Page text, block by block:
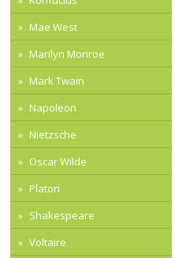
Mae West
Marilyn Monroe
Mark Twain
Napoleon
Nietzsche
Oscar Wilde
Platon
Shakespeare
Voltaire